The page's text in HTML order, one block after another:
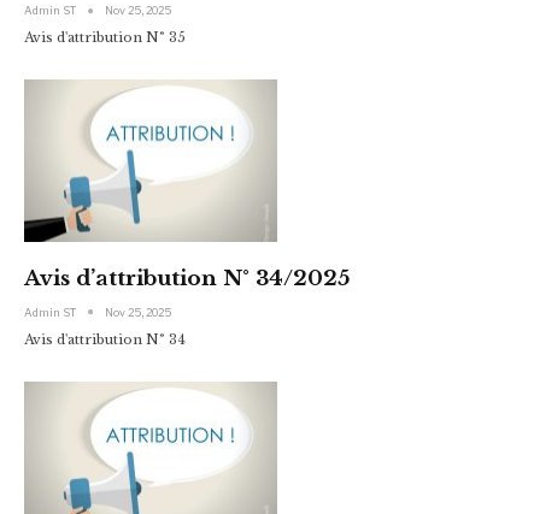
Admin ST Nov 25, 2025
Avis d'attribution N° 35
Avis d’attribution N° 34/2025
Admin ST Nov 25, 2025
Avis d'attribution N° 34